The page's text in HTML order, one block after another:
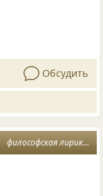
Обсудить
философская лирика